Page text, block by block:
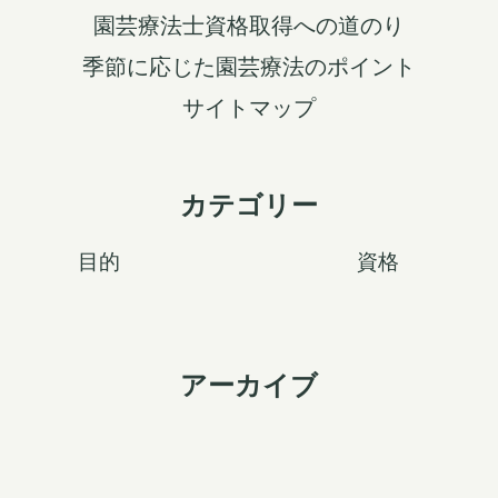
園芸療法士資格取得への道のり
季節に応じた園芸療法のポイント
サイトマップ
カテゴリー
目的 資格
アーカイブ